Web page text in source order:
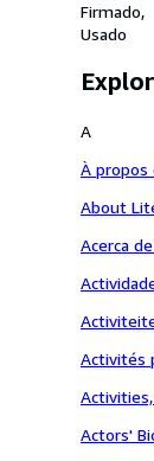
Firmado
Usado
A
À
About
Acerca
Activités
Actors'